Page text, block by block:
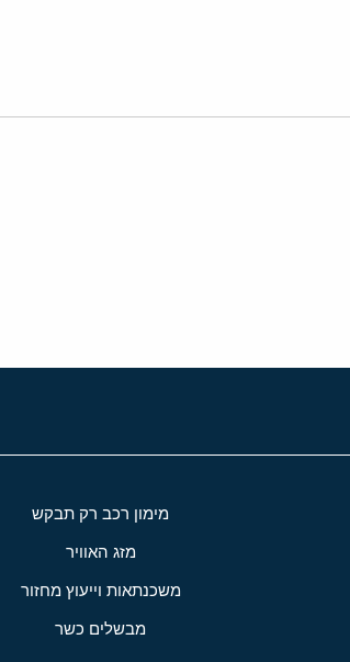
מימון רכב רק תבקש
מזג האוויר
משכנתאות וייעוץ מחזור
מבשלים כשר